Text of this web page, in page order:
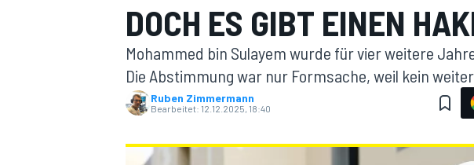
MOTOGP
DOCH ES GIBT EINEN
Mohammed bin Sulayem wurde für vier weitere
Die Abstimmung war nur Formsache, weil kein
Ruben Zimmermann
Bearbeitet: 12.12.2025, 18:40